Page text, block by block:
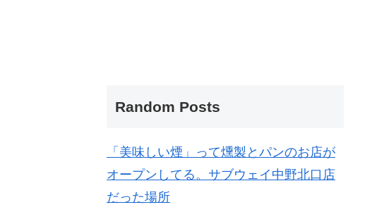
Random Posts
「美味しい煙」って燻製とパンのお店が
オープンしてる。サブウェイ中野北口店
だった場所